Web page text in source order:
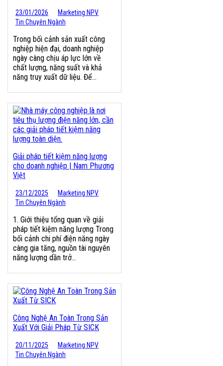
23/01/2026
Marketing NPV
Tin Chuyên Ngành
Trong bối cảnh sản xuất công
nghiệp hiện đại, doanh nghiệp
ngày càng chịu áp lực lớn về
chất lượng, năng suất và khả
năng truy xuất dữ liệu. Để...
Giải pháp tiết kiệm năng lượng
cho doanh nghiệp | Nam Phương
Việt
23/12/2025
Marketing NPV
Tin Chuyên Ngành
1. Giới thiệu tổng quan về giải
pháp tiết kiệm năng lượng Trong
bối cảnh chi phí điện năng ngày
càng gia tăng, nguồn tài nguyên
năng lượng dần trở...
Công Nghệ An Toàn Trong Sản
Xuất Với Giải Pháp Từ SICK
20/11/2025
Marketing NPV
Tin Chuyên Ngành